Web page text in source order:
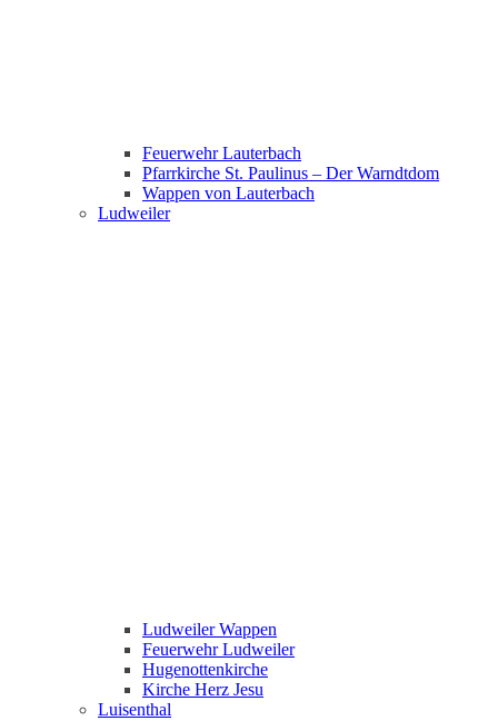
Feuerwehr Lauterbach
Pfarrkirche St. Paulinus – Der Warndtdom
Wappen von Lauterbach
Ludweiler
Ludweiler Wappen
Feuerwehr Ludweiler
Hugenottenkirche
Kirche Herz Jesu
Luisenthal